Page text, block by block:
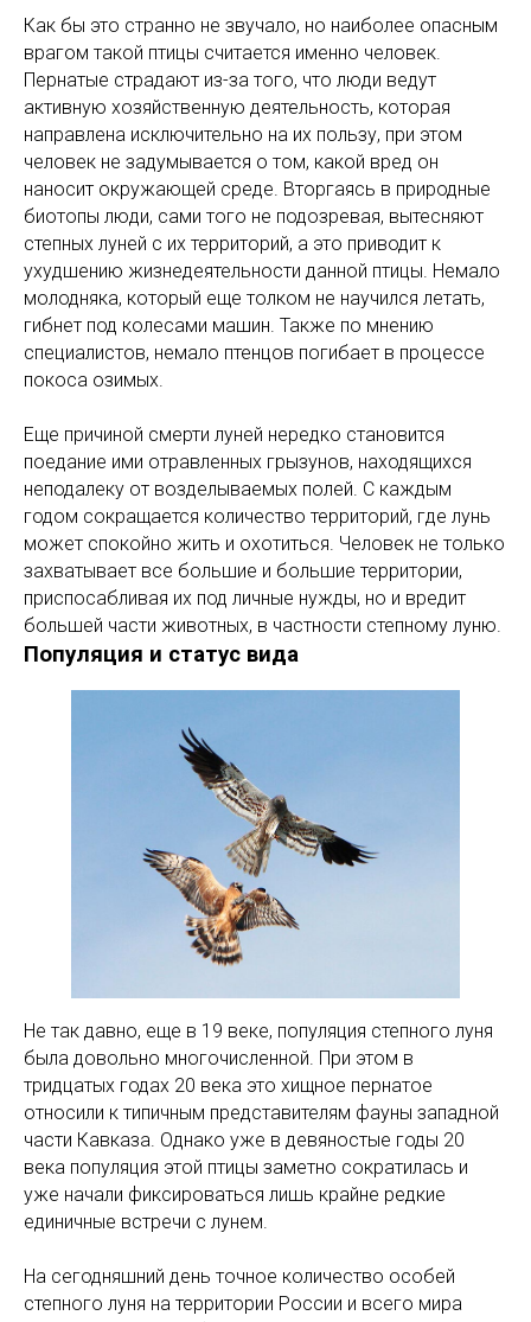
Как бы это странно не звучало, но наиболее опасным
врагом такой птицы считается именно человек.
Пернатые страдают из-за того, что люди ведут
активную хозяйственную деятельность, которая
направлена исключительно на их пользу, при этом
человек не задумывается о том, какой вред он
наносит окружающей среде. Вторгаясь в природные
биотопы люди, сами того не подозревая, вытесняют
степных луней с их территорий, а это приводит к
ухудшению жизнедеятельности данной птицы. Немало
молодняка, который еще толком не научился летать,
гибнет под колесами машин. Также по мнению
специалистов, немало птенцов погибает в процессе
покоса озимых.
Еще причиной смерти луней нередко становится
поедание ими отравленных грызунов, находящихся
неподалеку от возделываемых полей. С каждым
годом сокращается количество территорий, где лунь
может спокойно жить и охотиться. Человек не только
захватывает все большие и большие территории,
приспосабливая их под личные нужды, но и вредит
большей части животных, в частности степному луню.
Популяция и статус вида
Не так давно, еще в 19 веке, популяция степного луня
была довольно многочисленной. При этом в
тридцатых годах 20 века это хищное пернатое
относили к типичным представителям фауны западной
части Кавказа. Однако уже в девяностые годы 20
века популяция этой птицы заметно сократилась и
уже начали фиксироваться лишь крайне редкие
единичные встречи с лунем.
На сегодняшний день точное количество особей
степного луня на территории России и всего мира